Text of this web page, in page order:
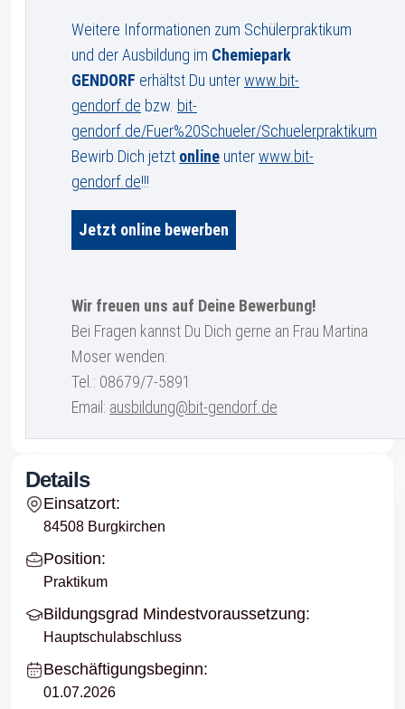
Weitere Informationen zum Schülerpraktikum
und der Ausbildung im Chemiepark
GENDORF erhältst Du unterwww.bit-
gendorf.de bzw. bit-
gendorf.de/Fuer%20Schueler/Schuelerpraktikum
Bewirb Dich jetzt online unterwww.bit-
gendorf.de!!!
Jetzt online bewerben
Wir freuen uns auf Deine Bewerbung!
Bei Fragen kannst Du Dich gerne an Frau Martina
Moser wenden:
Tel.: 08679/7-5891
Email: ausbildung@bit-gendorf.de
Details
Einsatzort:
84508 Burgkirchen
Position:
Praktikum
Bildungsgrad Mindestvoraussetzung:
Hauptschulabschluss
Beschäftigungsbeginn:
01.07.2026